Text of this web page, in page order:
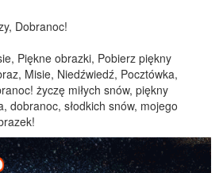
Dobranoc!
Piękne obrazki, Pobierz piękny
Misie, Niedźwiedź, Pocztówka,
życzę miłych snów, piękny
dobranoc, słodkich snów, mojego